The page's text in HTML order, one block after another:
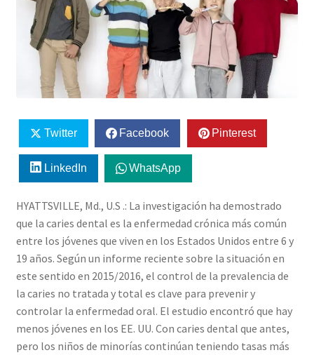
Twitter Facebook Pinterest
LinkedIn WhatsApp
HYATTSVILLE, Md., U.S .: La investigación ha demostrado
que la caries dental es la enfermedad crónica más común
entre los jóvenes que viven en los Estados Unidos entre 6 y
19 años. Según un informe reciente sobre la situación en
este sentido en 2015/2016, el control de la prevalencia de
la caries no tratada y total es clave para prevenir y
controlar la enfermedad oral. El estudio encontró que hay
menos jóvenes en los EE. UU. Con caries dental que antes,
pero los niños de minorías continúan teniendo tasas más